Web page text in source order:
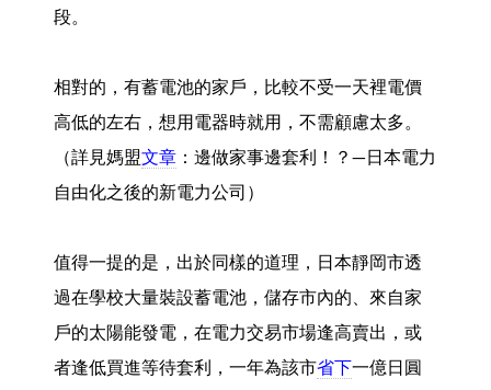
段。
相對的，有蓄電池的家戶，比較不受一天裡電價
高低的左右，想用電器時就用，不需顧慮太多。
（詳見媽盟文章：邊做家事邊套利！？—日本電力
自由化之後的新電力公司）
值得一提的是，出於同樣的道理，日本靜岡市透
過在學校大量裝設蓄電池，儲存市內的、來自家
戶的太陽能發電，在電力交易市場逢高賣出，或
者逢低買進等待套利，一年為該市省下一億日圓